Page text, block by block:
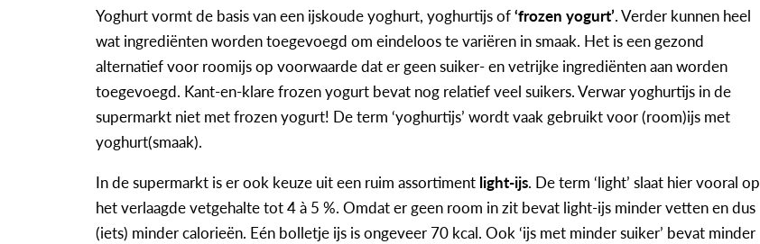
Yoghurt vormt de basis van een ijskoude yoghurt, yoghurtijs of‘frozen yogurt’. Verder kunnen heel
wat ingrediënten worden toegevoegd om eindeloos te variëren in smaak. Het is een gezond
alternatief voor roomijs op voorwaarde dat er geen suiker- en vetrijke ingrediënten aan worden
toegevoegd. Kant-en-klare frozen yogurt bevat nog relatief veel suikers. Verwar yoghurtijs in de
supermarkt niet met frozen yogurt! De term ‘yoghurtijs’ wordt vaak gebruikt voor (room)ijs met
yoghurt(smaak).
In de supermarkt is er ook keuze uit een ruim assortiment light-ijs. De term ‘light’ slaat hier vooral op
het verlaagde vetgehalte tot 4 à 5 %. Omdat er geen room in zit bevat light-ijs minder vetten en dus
(iets) minder calorieën. Eén bolletje ijs is ongeveer 70 kcal. Ook ‘ijs met minder suiker’ bevat minder